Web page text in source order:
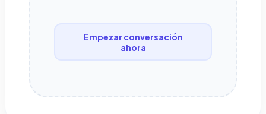
Empezar conversación
ahora